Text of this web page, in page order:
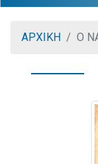
ΑΡΧΙΚΗ Ο